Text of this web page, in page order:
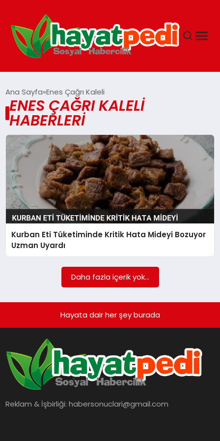
YAŞAM
GUNCEL
SAĞLIK
SPOR & FITNESS
BESLENME
Ana Sayfa Enes Çağrı Kaleli
ENES ÇAĞRI KALELI
HABERLERI
Kurban Eti Tüketiminde Kritik Hata Mideyi Bozuyor
Uzman Uyardı
Daha fazla içerik yok...
Hayata dair her şey burada
Reklam & İşbirliği:habersonuclari@gmail.com